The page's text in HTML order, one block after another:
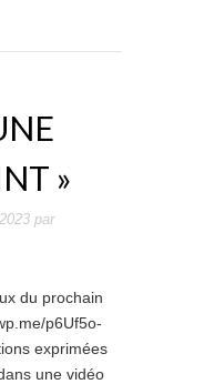
»
par
du prochain
p6Uf5o-
exprimées
une vidéo